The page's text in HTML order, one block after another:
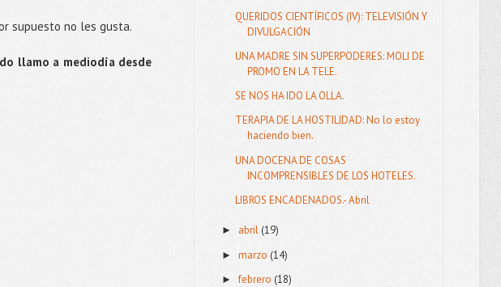
supuesto no les gusta.
llamo a mediodía desde
QUERIDOS CIENTÍFICOS (IV): TELEVISIÓN Y
DIVULGACIÓN
UNA MADRE SIN SUPERPODERES: MOLI DE
PROMO EN LA TELE.
SE NOS HA IDO LA OLLA.
TERAPIA DE LA HOSTILIDAD: No lo estoy
haciendo bien.
UNA DOCENA DE COSAS
INCOMPRENSIBLES DE LOS HOTELES.
LIBROS ENCADENADOS.- Abril
►abril(19)
►marzo(14)
►febrero (18)